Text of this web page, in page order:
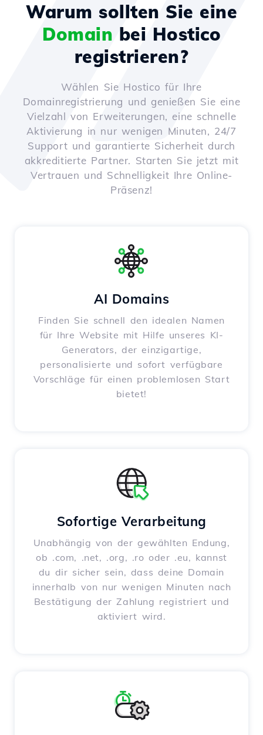
Warum sollten Sie eine
Domain bei Hostico
registrieren?
Wählen Sie Hostico für Ihre
Domainregistrierung und genießen Sie eine
Vielzahl von Erweiterungen, eine schnelle
Aktivierung in nur wenigen Minuten, 24/7
Support und garantierte Sicherheit durch
akkreditierte Partner. Starten Sie jetzt mit
Vertrauen und Schnelligkeit Ihre Online-
Präsenz!
AI Domains
Finden Sie schnell den idealen Namen
für Ihre Website mit Hilfe unseres KI-
Generators, der einzigartige,
personalisierte und sofort verfügbare
Vorschläge für einen problemlosen Start
bietet!
Sofortige Verarbeitung
Unabhängig von der gewählten Endung,
ob .com, .net, .org, .ro oder .eu, kannst
du dir sicher sein, dass deine Domain
innerhalb von nur wenigen Minuten nach
Bestätigung der Zahlung registriert und
aktiviert wird.